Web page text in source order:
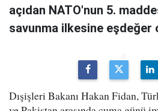
açıdan NATO'nun 5.
savunma ilkesine eşdeğer
Dışişleri Bakanı Hakan Fidan,